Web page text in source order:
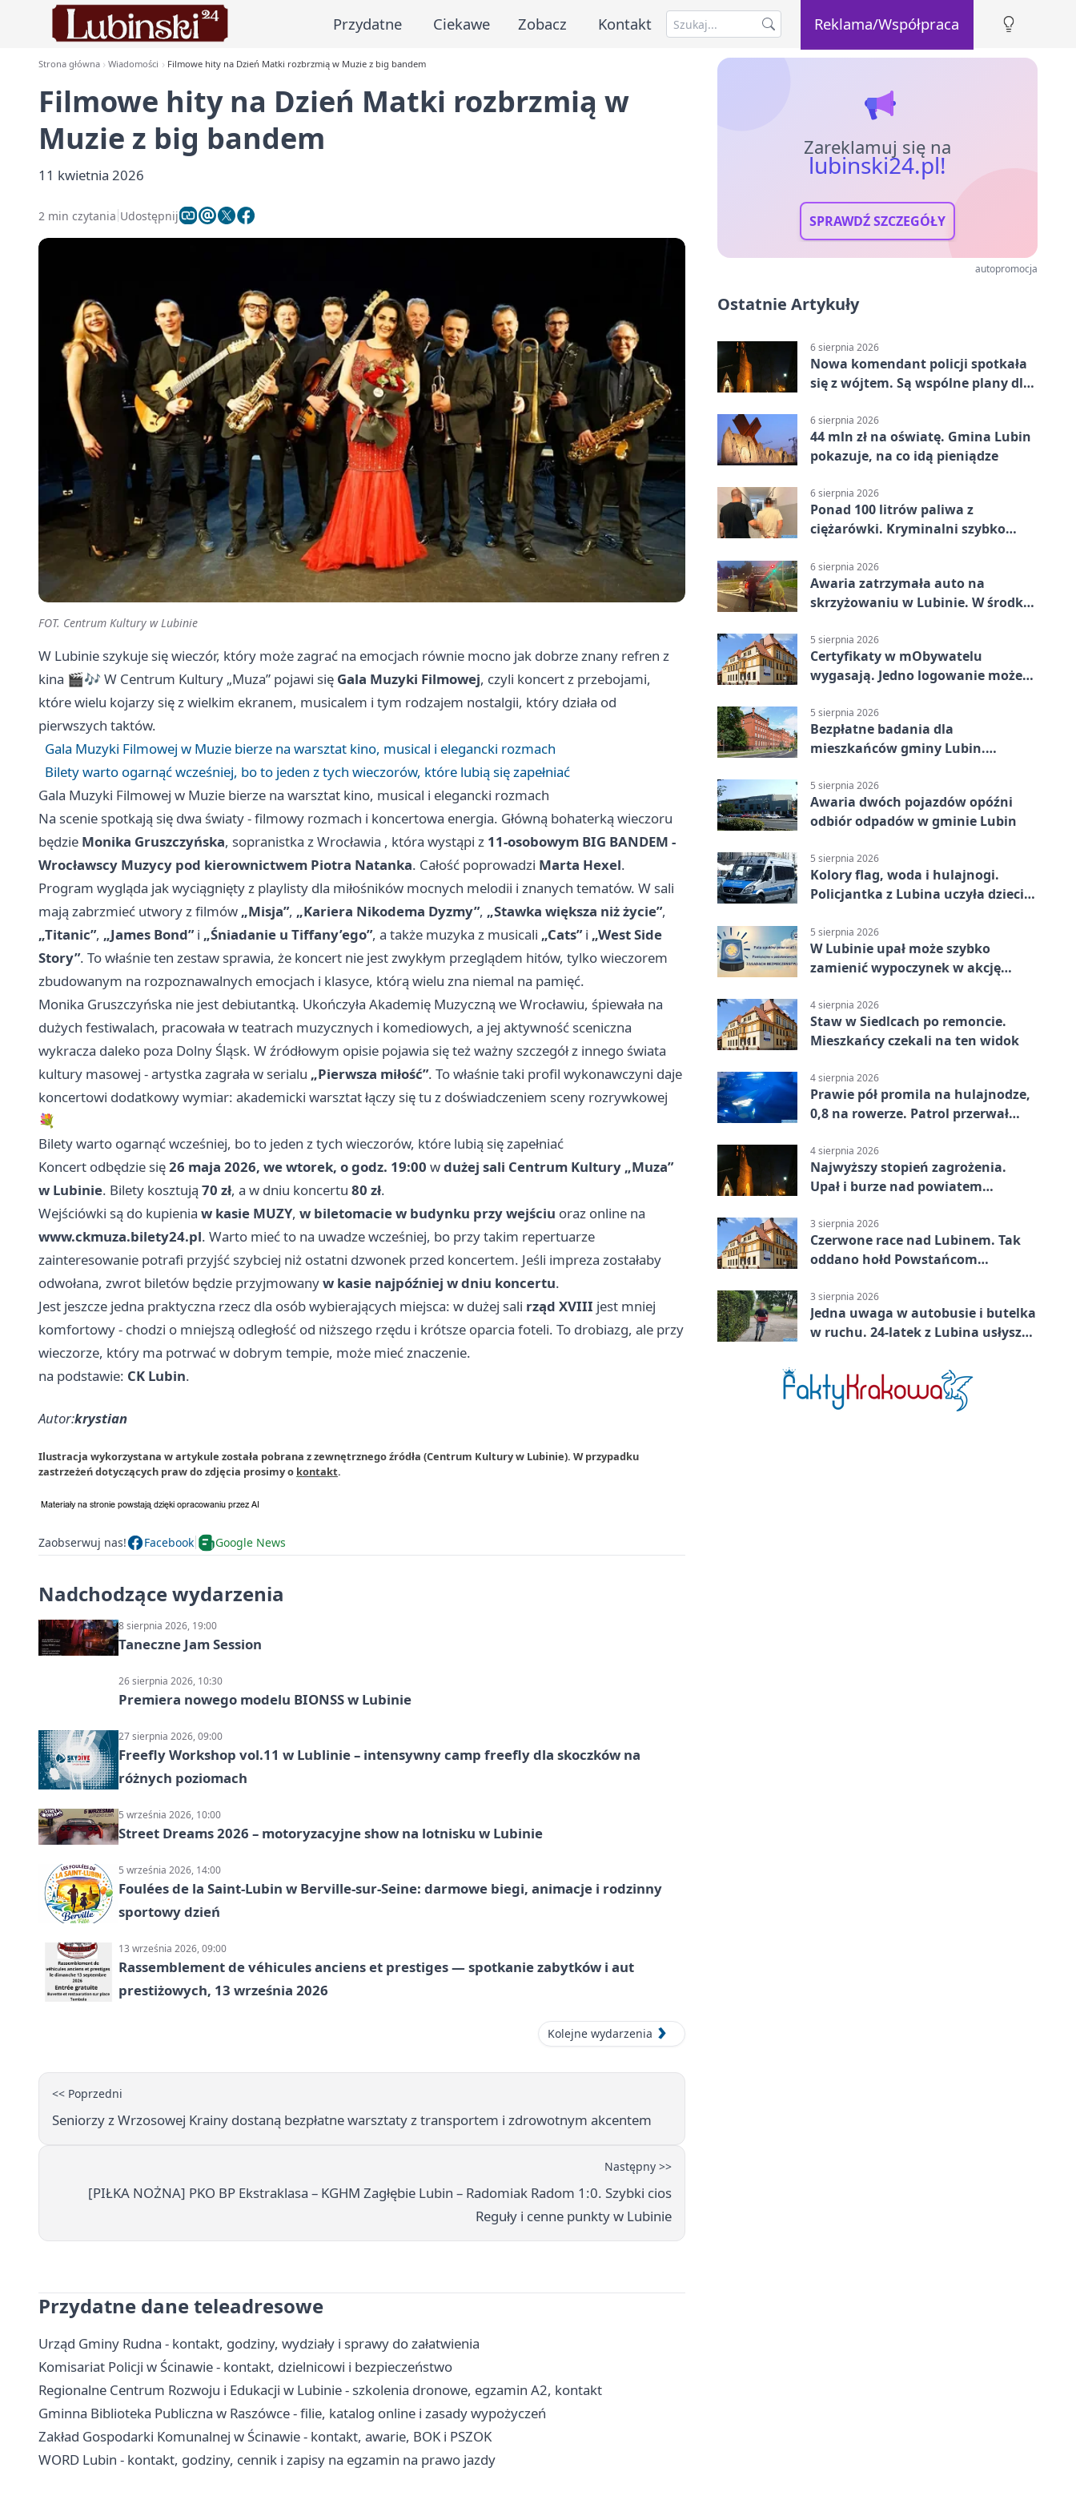
Przydatne Ciekawe Zobacz Kontakt Reklama/Współpraca
Strona główna Wiadomości Filmowe hity na Dzień Matki rozbrzmią w Muzie z big bandem
Filmowe hity na Dzień Matki rozbrzmią w
Muzie z big bandem
11 kwietnia 2026
2 min czytania Udostępnij
FOT. Centrum Kultury w Lubinie
W Lubinie szykuje się wieczór, który może zagrać na emocjach równie mocno jak dobrze znany refren z
kina 🎬🎶 W Centrum Kultury „Muza” pojawi się Gala Muzyki Filmowej, czyli koncert z przebojami,
które wielu kojarzy się z wielkim ekranem, musicalem i tym rodzajem nostalgii, który działa od
pierwszych taktów.
Gala Muzyki Filmowej w Muzie bierze na warsztat kino, musical i elegancki rozmach
Bilety warto ogarnąć wcześniej, bo to jeden z tych wieczorów, które lubią się zapełniać
Gala Muzyki Filmowej w Muzie bierze na warsztat kino, musical i elegancki rozmach
Na scenie spotkają się dwa światy - filmowy rozmach i koncertowa energia. Główną bohaterką wieczoru
będzie Monika Gruszczyńska, sopranistka z Wrocławia , która wystąpi z 11-osobowym BIG BANDEM -
Wrocławscy Muzycy pod kierownictwem Piotra Natanka. Całość poprowadzi Marta Hexel.
Program wygląda jak wyciągnięty z playlisty dla miłośników mocnych melodii i znanych tematów. W sali
mają zabrzmieć utwory z filmów „Misja”, „Kariera Nikodema Dyzmy”, „Stawka większa niż życie”,
„Titanic”, „James Bond”i „Śniadanie u Tiffany’ego”, a także muzyka z musicali „Cats”i „West Side
Story”. To właśnie ten zestaw sprawia, że koncert nie jest zwykłym przeglądem hitów, tylko wieczorem
zbudowanym na rozpoznawalnych emocjach i klasyce, którą wielu zna niemal na pamięć.
Monika Gruszczyńska nie jest debiutantką. Ukończyła Akademię Muzyczną we Wrocławiu, śpiewała na
dużych festiwalach, pracowała w teatrach muzycznych i komediowych, a jej aktywność sceniczna
wykracza daleko poza Dolny Śląsk. W źródłowym opisie pojawia się też ważny szczegół z innego świata
kultury masowej - artystka zagrała w serialu „Pierwsza miłość”. To właśnie taki profil wykonawczyni daje
koncertowi dodatkowy wymiar: akademicki warsztat łączy się tu z doświadczeniem sceny rozrywkowej
💐
Bilety warto ogarnąć wcześniej, bo to jeden z tych wieczorów, które lubią się zapełniać
Koncert odbędzie się26 maja 2026, we wtorek, o godz. 19:00 wdużej sali Centrum Kultury „Muza”
w Lubinie. Bilety kosztują 70 zł, a w dniu koncertu 80 zł.
Wejściówki są do kupienia w kasie MUZY, w biletomacie w budynku przy wejściu oraz online na
www.ckmuza.bilety24.pl. Warto mieć to na uwadze wcześniej, bo przy takim repertuarze
zainteresowanie potrafi przyjść szybciej niż ostatni dzwonek przed koncertem. Jeśli impreza zostałaby
odwołana, zwrot biletów będzie przyjmowanyw kasie najpóźniej w dniu koncertu.
Jest jeszcze jedna praktyczna rzecz dla osób wybierających miejsca: w dużej sali rząd XVIII jest mniej
komfortowy - chodzi o mniejszą odległość od niższego rzędu i krótsze oparcia foteli. To drobiazg, ale przy
wieczorze, który ma potrwać w dobrym tempie, może mieć znaczenie.
na podstawie: CK Lubin.
Autor:krystian
Ilustracja wykorzystana w artykule została pobrana z zewnętrznego źródła (Centrum Kultury w Lubinie). W przypadku
zastrzeżeń dotyczących praw do zdjęcia prosimy o kontakt.
Zaobserwuj nas! Facebook Google News
Nadchodzące wydarzenia
8 sierpnia 2026, 19:00
Taneczne Jam Session
26 sierpnia 2026, 10:30
Premiera nowego modelu BIONSS w Lubinie
27 sierpnia 2026, 09:00
Freefly Workshop vol.11 w Lublinie – intensywny camp freefly dla skoczków na
różnych poziomach
5 września 2026, 10:00
Street Dreams 2026 – motoryzacyjne show na lotnisku w Lubinie
5 września 2026, 14:00
Foulées de la Saint-Lubin w Berville-sur-Seine: darmowe biegi, animacje i rodzinny
sportowy dzień
13 września 2026, 09:00
Rassemblement de véhicules anciens et prestiges — spotkanie zabytków i aut
prestiżowych, 13 września 2026
Kolejne wydarzenia
<< Poprzedni
Seniorzy z Wrzosowej Krainy dostaną bezpłatne warsztaty z transportem i zdrowotnym akcentem
Następny >>
[PIŁKA NOŻNA] PKO BP Ekstraklasa – KGHM Zagłębie Lubin – Radomiak Radom 1:0. Szybki cios
Reguły i cenne punkty w Lubinie
Przydatne dane teleadresowe
Urząd Gminy Rudna - kontakt, godziny, wydziały i sprawy do załatwienia
Komisariat Policji w Ścinawie - kontakt, dzielnicowi i bezpieczeństwo
Regionalne Centrum Rozwoju i Edukacji w Lubinie - szkolenia dronowe, egzamin A2, kontakt
Gminna Biblioteka Publiczna w Raszówce - filie, katalog online i zasady wypożyczeń
Zakład Gospodarki Komunalnej w Ścinawie - kontakt, awarie, BOK i PSZOK
WORD Lubin - kontakt, godziny, cennik i zapisy na egzamin na prawo jazdy
Zareklamuj się na
lubinski24.pl!
SPRAWDŹ SZCZEGÓŁY
autopromocja
Ostatnie Artykuły
6 sierpnia 2026
Nowa komendant policji spotkała
się z wójtem. Są wspólne plany dla
6 sierpnia 2026
44 mln zł na oświatę. Gmina Lubin
pokazuje, na co idą pieniądze
6 sierpnia 2026
Ponad 100 litrów paliwa z
ciężarówki. Kryminalni szybko
6 sierpnia 2026
Awaria zatrzymała auto na
skrzyżowaniu w Lubinie. W środku
5 sierpnia 2026
Certyfikaty w mObywatelu
wygasają. Jedno logowanie może
5 sierpnia 2026
Bezpłatne badania dla
mieszkańców gminy Lubin.
5 sierpnia 2026
Awaria dwóch pojazdów opóźni
odbiór odpadów w gminie Lubin
5 sierpnia 2026
Kolory flag, woda i hulajnogi.
Policjantka z Lubina uczyła dzieci
5 sierpnia 2026
W Lubinie upał może szybko
zamienić wypoczynek w akcję
4 sierpnia 2026
Staw w Siedlcach po remoncie.
Mieszkańcy czekali na ten widok
4 sierpnia 2026
Prawie pół promila na hulajnodze,
0,8 na rowerze. Patrol przerwał
4 sierpnia 2026
Najwyższy stopień zagrożenia.
Upał i burze nad powiatem
3 sierpnia 2026
Czerwone race nad Lubinem. Tak
oddano hołd Powstańcom
3 sierpnia 2026
Jedna uwaga w autobusie i butelka
w ruchu. 24-latek z Lubina usłyszał